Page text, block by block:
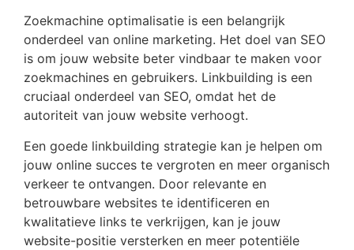
Zoekmachine optimalisatie is een belangrijk
onderdeel van online marketing. Het doel van SEO
is om jouw website beter vindbaar te maken voor
zoekmachines en gebruikers. Linkbuilding is een
cruciaal onderdeel van SEO, omdat het de
autoriteit van jouw website verhoogt.
Een goede linkbuilding strategie kan je helpen om
jouw online succes te vergroten en meer organisch
verkeer te ontvangen. Door relevante en
betrouwbare websites te identificeren en
kwalitatieve links te verkrijgen, kan je jouw
website-positie versterken en meer potentiële